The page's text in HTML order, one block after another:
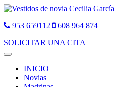
953 659112
608 964 874
SOLICITAR UNA CITA
Toggle
navigationINICIO
Novias